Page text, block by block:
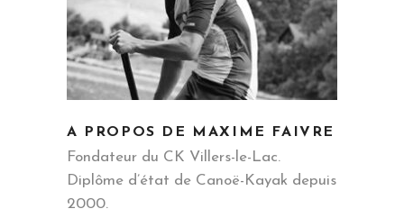
A PROPOS DE MAXIME FAIVRE
Fondateur du CK Villers-le-Lac.
Diplôme d’état de Canoë-Kayak depuis
2000.